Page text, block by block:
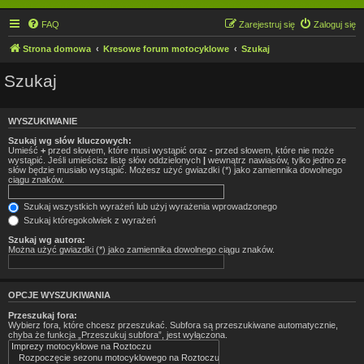
FAQ Zaloguj się
Zarejestruj się
Strona domowa Kresowe forum motocyklowe Szukaj
Szukaj
WYSZUKIWANIE
Szukaj wg słów kluczowych:
Umieść + przed słowem, które musi wystąpić oraz - przed słowem, które nie może
wystąpić. Jeśli umieścisz listę słów oddzielonych | wewnątrz nawiasów, tylko jedno ze
słów będzie musiało wystąpić. Możesz użyć gwiazdki (*) jako zamiennika dowolnego
ciągu znaków.
Szukaj wszystkich wyrażeń lub użyj wyrażenia wprowadzonego
Szukaj któregokolwiek z wyrażeń
Szukaj wg autora:
Można użyć gwiazdki (*) jako zamiennika dowolnego ciągu znaków.
OPCJE WYSZUKIWANIA
Przeszukaj fora:
Wybierz fora, które chcesz przeszukać. Subfora są przeszukiwane automatycznie,
chyba że funkcja „Przeszukuj subfora”, jest wyłączona.